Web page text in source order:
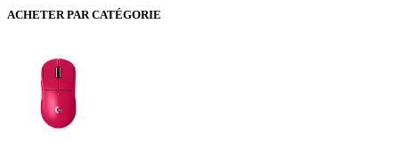
ACHETER PAR CATÉGORIE